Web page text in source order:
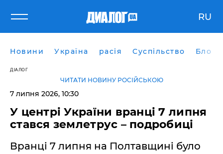
RU
Новини Україна расія Суспільство Блоги
ДІАЛОГ
ЧИТАТИ НОВИНУ РОСІЙСЬКОЮ
7 липня 2026, 10:30
У центрі України вранці 7 липня
стався землетрус – подробиці
Вранці 7 липня на Полтавщині було